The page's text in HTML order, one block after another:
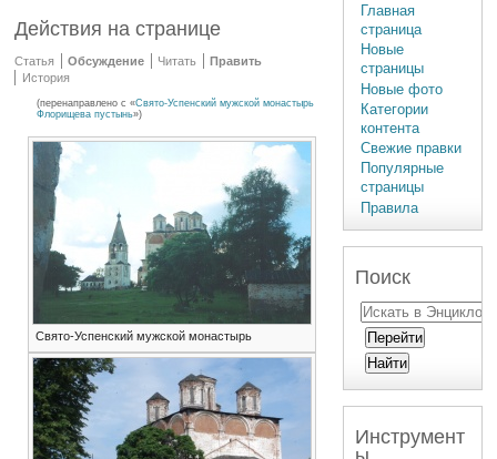
Действия на странице
Статья Обсуждение Читать
Править
История
(перенаправлено с «Свято-Успенский мужской монастырь
Флорищева пустынь»)
Свято-Успенский мужской монастырь
Главная
страница
Новые
страницы
Новые фото
Категории
контента
Свежие правки
Популярные
страницы
Правила
Поиск
Инструмент